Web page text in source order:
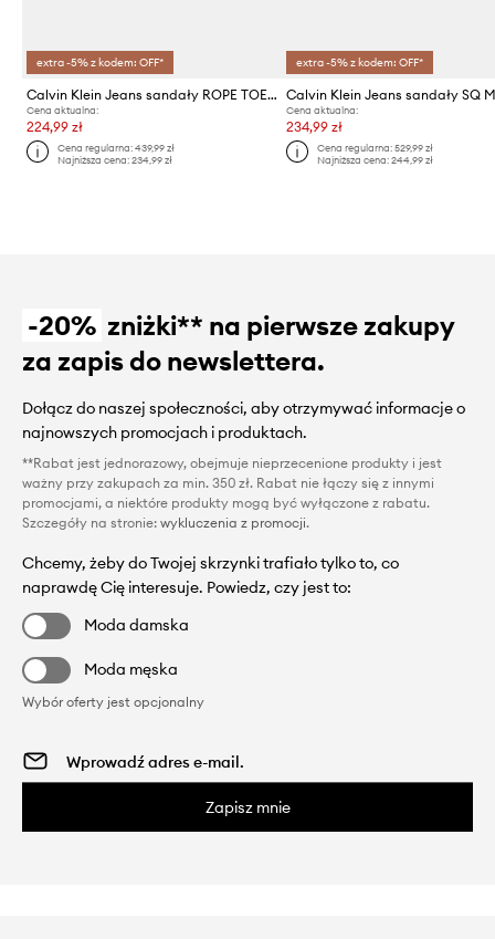
extra -5% z kodem: OFF*
Calvin Klein Jeans sandały ROPE TOE POST SANDAL LTH MG
Cena aktualna:
224,99 zł
Cena regularna:439,99 zł
Najniższa cena:234,99 zł
extra -5% z kodem: OFF*
Cena aktualna:
234,99 zł
Cena regularna: 529,99 zł
Najniższa cena: 244,99 zł
-20% zniżki** na pierwsze zakupy
za zapis do newslettera.
Dołącz do naszej społeczności, aby otrzymywać informacje o
najnowszych promocjach i produktach.
**Rabat jest jednorazowy, obejmuje nieprzecenione produkty i jest
ważny przy zakupach za min. 350 zł. Rabat nie łączy się z innymi
promocjami, a niektóre produkty mogą być wyłączone z rabatu.
Szczegóły na stronie: wykluczenia z promocji.
Chcemy, żeby do Twojej skrzynki trafiało tylko to, co
naprawdę Cię interesuje. Powiedz, czy jest to:
Moda damska
Moda męska
Wybór oferty jest opcjonalny
Zapisz mnie